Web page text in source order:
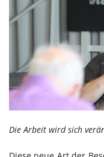
Die Arbeit wird sich